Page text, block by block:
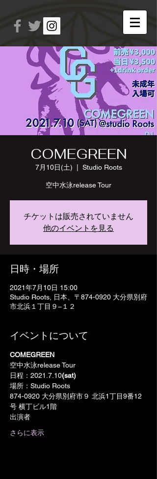
COMEGREEN
7月10日(土) Studio Roots
空中水泳release Tour
チケットは販売されていません
他のイベントを見る
日時・場所
2021年7月10日 15:00
Studio Roots, 日本、〒874-0920 大分県別府
市北浜１丁目９−１２
イベントについて
COMEGREEN
空中水泳release Tour
日程：2021.7.10(sat)
場所：Studio Roots
874-0920 大分県別府市９ 北浜1丁目9番12
号 横丁ビル1階
出演者
さらに表示